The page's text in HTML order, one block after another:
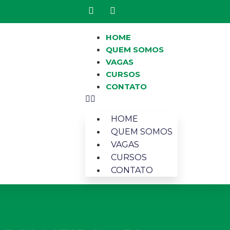
HOME
QUEM SOMOS
VAGAS
CURSOS
CONTATO
HOME
QUEM SOMOS
VAGAS
CURSOS
CONTATO